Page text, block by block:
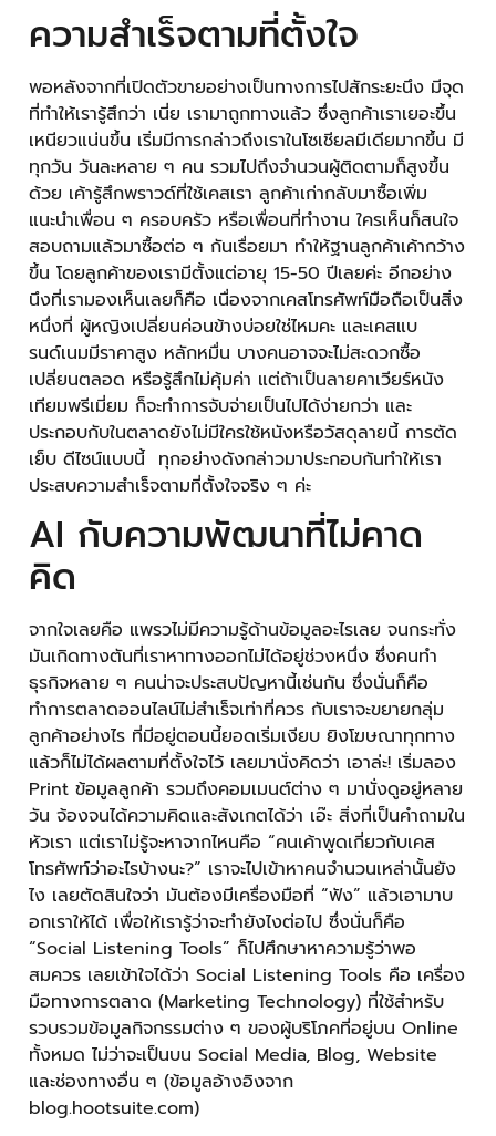
ความสำเร็จตามที่ตั้งใจ
พอหลังจากที่เปิดตัวขายอย่างเป็นทางการไปสักระยะนึง มีจุด
ที่ทำให้เรารู้สึกว่า เนี่ย เรามาถูกทางแล้ว ซึ่งลูกค้าเราเยอะขึ้น
เหนียวแน่นขึ้น เริ่มมีการกล่าวถึงเราในโซเชียลมีเดียมากขึ้น มี
ทุกวัน วันละหลาย ๆ คน รวมไปถึงจำนวนผู้ติดตามก็สูงขึ้น
ด้วย เค้ารู้สึกพราวด์ที่ใช้เคสเรา ลูกค้าเก่ากลับมาซื้อเพิ่ม
แนะนำเพื่อน ๆ ครอบครัว หรือเพื่อนที่ทำงาน ใครเห็นก็สนใจ
สอบถามแล้วมาซื้อต่อ ๆ กันเรื่อยมา ทำให้ฐานลูกค้าเค้ากว้าง
ขึ้น โดยลูกค้าของเรามีตั้งแต่อายุ 15-50 ปีเลยค่ะ อีกอย่าง
นึงที่เรามองเห็นเลยก็คือ เนื่องจากเคสโทรศัพท์มือถือเป็นสิ่ง
หนึ่งที่ ผู้หญิงเปลี่ยนค่อนข้างบ่อยใช่ไหมคะ และเคสแบ
รนด์เนมมีราคาสูง หลักหมื่น บางคนอาจจะไม่สะดวกซื้อ
เปลี่ยนตลอด หรือรู้สึกไม่คุ้มค่า แต่ถ้าเป็นลายคาเวียร์หนัง
เทียมพรีเมี่ยม ก็จะทำการจับจ่ายเป็นไปได้ง่ายกว่า และ
ประกอบกับในตลาดยังไม่มีใครใช้หนังหรือวัสดุลายนี้ การตัด
เย็บ ดีไซน์แบบนี้ ทุกอย่างดังกล่าวมาประกอบกันทำให้เรา
ประสบความสำเร็จตามที่ตั้งใจจริง ๆ ค่ะ
AI กับความพัฒนาที่ไม่คาด
คิด
จากใจเลยคือ แพรวไม่มีความรู้ด้านข้อมูลอะไรเลย จนกระทั่ง
มันเกิดทางตันที่เราหาทางออกไม่ได้อยู่ช่วงหนึ่ง ซึ่งคนทำ
ธุรกิจหลาย ๆ คนน่าจะประสบปัญหานี้เช่นกัน ซึ่งนั่นก็คือ
ทำการตลาดออนไลน์ไม่สำเร็จเท่าที่ควร กับเราจะขยายกลุ่ม
ลูกค้าอย่างไร ที่มีอยู่ตอนนี้ยอดเริ่มเงียบ ยิงโฆษณาทุกทาง
แล้วก็ไม่ได้ผลตามที่ตั้งใจไว้ เลยมานั่งคิดว่า เอาล่ะ! เริ่มลอง
Print ข้อมูลลูกค้า รวมถึงคอมเมนต์ต่าง ๆ มานั่งดูอยู่หลาย
วัน จ้องจนได้ความคิดและสังเกตได้ว่า เอ๊ะ สิ่งที่เป็นคำถามใน
หัวเรา แต่เราไม่รู้จะหาจากไหนคือ “คนเค้าพูดเกี่ยวกับเคส
โทรศัพท์ว่าอะไรบ้างนะ?” เราจะไปเข้าหาคนจำนวนเหล่านั้นยัง
ไง เลยตัดสินใจว่า มันต้องมีเครื่องมือที่ “ฟัง” แล้วเอามาบ
อกเราให้ได้ เพื่อให้เรารู้ว่าจะทำยังไงต่อไป ซึ่งนั่นก็คือ
“Social Listening Tools” ก็ไปศึกษาหาความรู้ว่าพอ
สมควร เลยเข้าใจได้ว่า Social Listening Tools คือ เครื่อง
มือทางการตลาด (Marketing Technology) ที่ใช้สำหรับ
รวบรวมข้อมูลกิจกรรมต่าง ๆ ของผู้บริโภคที่อยู่บน Online
ทั้งหมด ไม่ว่าจะเป็นบน Social Media, Blog, Website
และช่องทางอื่น ๆ (ข้อมูลอ้างอิงจาก
blog.hootsuite.com)